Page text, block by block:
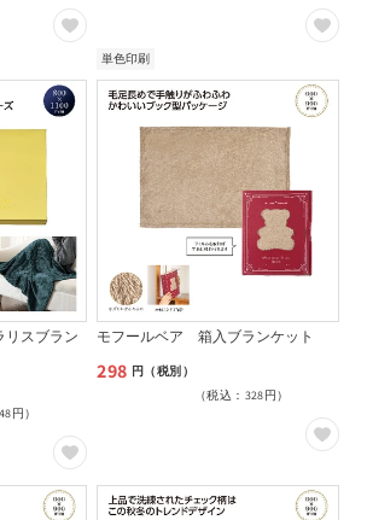
格
単色印刷
リスブラン
円）
モフールベア 箱入ブランケット
通
298 円（税別）
（税込：328円）